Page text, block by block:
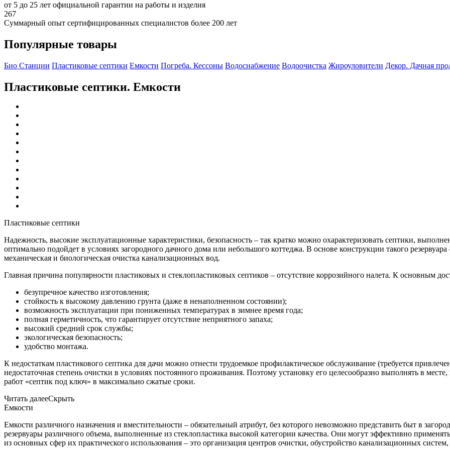
от 5 до 25 лет официальной гарантии на работы и изделия
267
Суммарный опыт сертифицированных специалистов более 200 лет
Популярные товары
Био Станции Пластиковые септики Емкости Погреба. Кессоны Водоснабжение Водоочистка Жироуловители Декор. Дачная
Пластиковые септики. Емкости
Пластиковые септики
Надежность, высокие эксплуатационные характеристики, безопасность – так кратко можно охарактеризовать септики,
оптимально подойдет в условиях загородного дачного дома или небольшого коттеджа. В основе конструкции такого резервуара
механическая и биологическая очистка канализационных вод.
Главная причина популярности пластиковых и стеклопластиковых септиков – отсутствие коррозийного налета. К основным
безупречное качество изготовления;
стойкость к высокому давлению грунта (даже в ненаполненном состоянии);
возможность эксплуатации при пониженных температурах в зимнее время года;
полная герметичность, что гарантирует отсутствие неприятного запаха;
высокий средний срок службы;
экологическая безопасность;
удобство монтажа.
К недостаткам пластикового септика для дачи можно отнести трудоемкое профилактическое обслуживание (требуется
недостаточная степень очистки в условиях постоянного проживания. Поэтому установку его целесообразно выполнять в
работ «септик под ключ» в максимально сжатые сроки.
Читать далееСкрыть
Емкости
Емкости различного назначения и вместительности – обязательный атрибут, без которого невозможно представить быт в
резервуары различного объема, выполненные из стеклопластика высокой категории качества. Они могут эффективно
из основных сфер их практического использования – это организация центров очистки, обустройство канализационных